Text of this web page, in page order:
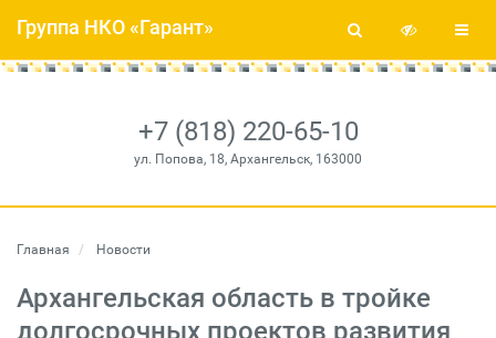
+7 (818) 220-65-10
ул. Попова, 18, Архангельск, 163000
Группа НКО «Гарант»
Главная Новости
Архангельская область в тройке
долгосрочных проектов развития